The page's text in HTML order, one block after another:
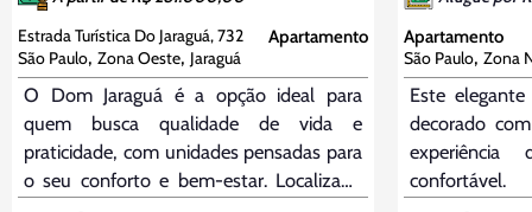
Estrada Turística Do Jaraguá, 732
Apartamento
São Paulo, Zona Oeste, Jaraguá
O Dom Jaraguá é a opção ideal para
quem busca qualidade de vida e
praticidade, com unidades pensadas para
o seu conforto e bem-estar. Localizado
Apartamento
São Paulo, Zona
Este
decorado